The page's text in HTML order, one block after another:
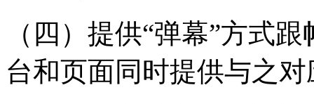
（四）提供“弹幕”方式
台和页面同时提供与之